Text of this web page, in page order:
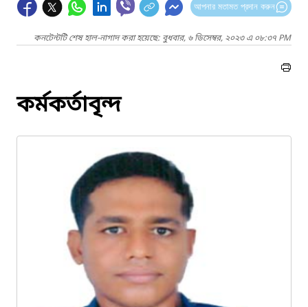
আপনার মতামত প্রদান করুন
কনটেন্টটি শেষ হাল-নাগাদ করা হয়েছে: বুধবার, ৬ ডিসেম্বর, ২০২৩ এ ০৮:৩৭ PM
কর্মকর্তাবৃন্দ